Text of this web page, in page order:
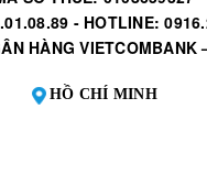
- HOTLINE:
HÀNG VIETCOMBANK
HỒ CHÍ MINH